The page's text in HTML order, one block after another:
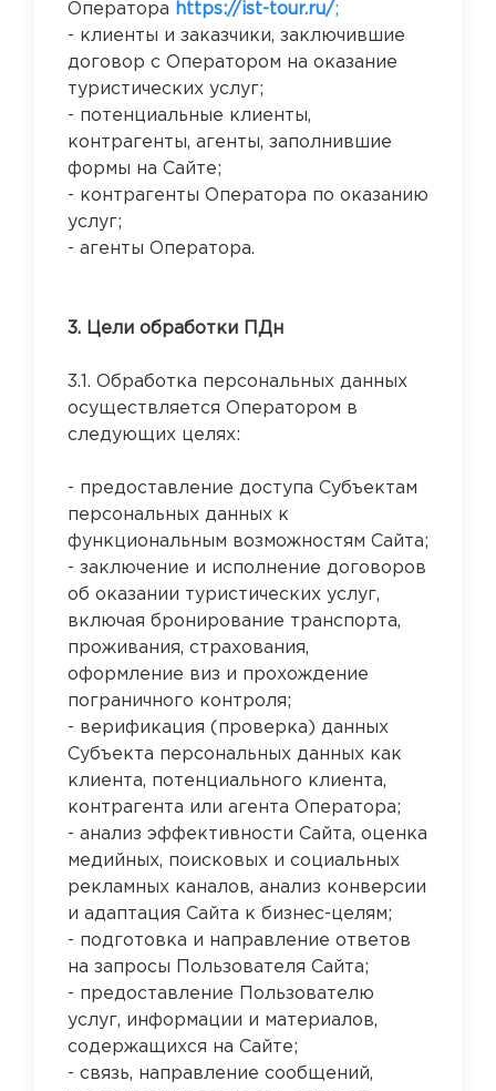
Оператора https://ist-tour.ru/;
- клиенты и заказчики, заключившие
договор с Оператором на оказание
туристических услуг;
- потенциальные клиенты,
контрагенты, агенты, заполнившие
формы на Сайте;
- контрагенты Оператора по оказанию
услуг;
- агенты Оператора.
3. Цели обработки ПДн
3.1. Обработка персональных данных
осуществляется Оператором в
следующих целях:
- предоставление доступа Субъектам
персональных данных к
функциональным возможностям Сайта;
- заключение и исполнение договоров
об оказании туристических услуг,
включая бронирование транспорта,
проживания, страхования,
оформление виз и прохождение
пограничного контроля;
- верификация (проверка) данных
Субъекта персональных данных как
клиента, потенциального клиента,
контрагента или агента Оператора;
- анализ эффективности Сайта, оценка
медийных, поисковых и социальных
рекламных каналов, анализ конверсии
и адаптация Сайта к бизнес-целям;
- подготовка и направление ответов
на запросы Пользователя Сайта;
- предоставление Пользователю
услуг, информации и материалов,
содержащихся на Сайте;
- связь, направление сообщений,